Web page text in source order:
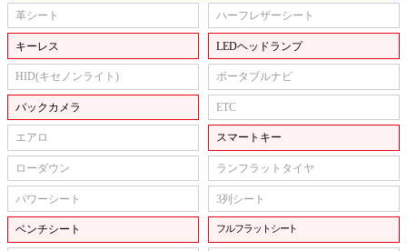
革シート ハーフレザーシート
キーレス LEDヘッドランプ
HID(キセノンライト) ポータブルナビ
バックカメラ ETC
エアロ スマートキー
ローダウン ランフラットタイヤ
パワーシート 3列シート
ベンチシート フルフラットシート